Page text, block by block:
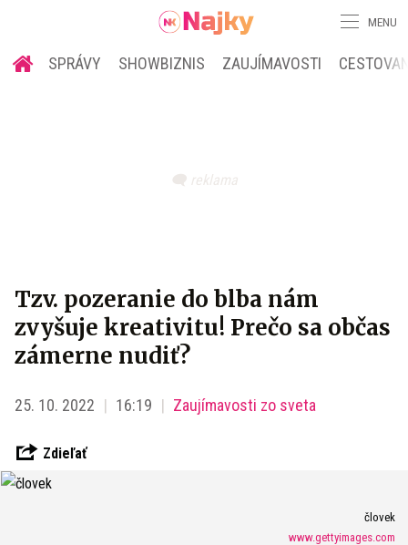
MENU
SPRÁVY SHOWBIZNIS ZAUJÍMAVOSTI
Tzv. pozeranie do blba nám
zvyšuje kreativitu! Prečo sa občas
zámerne nudiť?
25. 10. 2022 16:19 Zaujímavosti zo sveta
Zdieľať
človek
www.gettyimages.com